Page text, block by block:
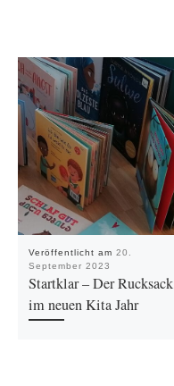
Veröffentlicht am 20.
September 2023
Startklar – Der Rucksack
im neuen Kita Jahr